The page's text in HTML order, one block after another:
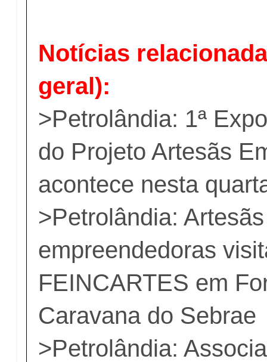
Notícias
geral):
>Petrolândia: 1ª
do Projeto Artesãs
acontece nesta
>Petrolândia: Artesãs
empreendedoras
FEINCARTES em
Caravana do Sebrae
>Petrolândia: